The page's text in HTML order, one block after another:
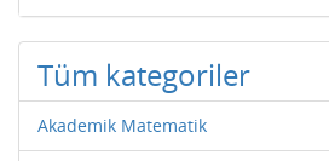
Tüm kategoriler
Akademik Matematik